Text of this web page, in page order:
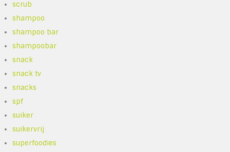
scrub
shampoo
shampoo bar
shampoobar
snack
snack tv
snacks
spf
suiker
suikervrij
superfoodies